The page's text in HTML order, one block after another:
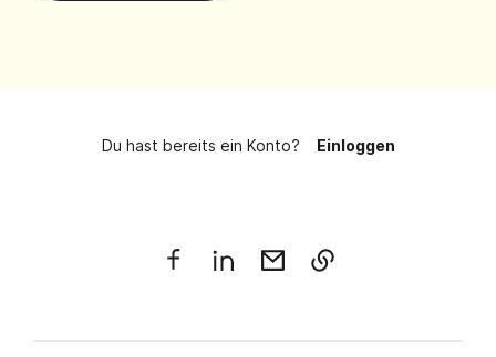
Du hast bereits ein Konto? Einloggen